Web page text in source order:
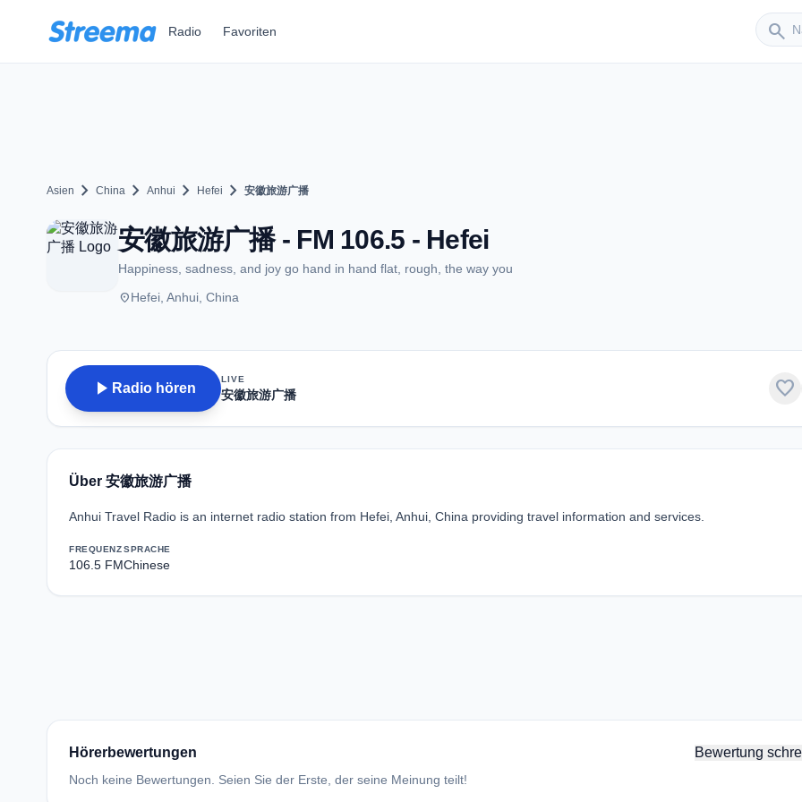
Radio Favoriten search
Asien chevron_right China chevron_right Anhui chevron_right Hefei chevron_right 安徽旅游广播
安徽旅游广播 - FM 106.5 - Hefei
Happiness, sadness, and joy go hand in hand flat, rough, the way you
placeHefei, Anhui, China
play_arrow Radio hören
LIVE
安徽旅游广播 favorite
Über 安徽旅游广播
Anhui Travel Radio is an internet radio station from Hefei, Anhui, China providing travel information and services.
FREQUENZ
106.5 FM
SPRACHE
Chinese
Hörerbewertungen Bewertung
Noch keine Bewertungen. Seien Sie der Erste, der seine Meinung teilt!